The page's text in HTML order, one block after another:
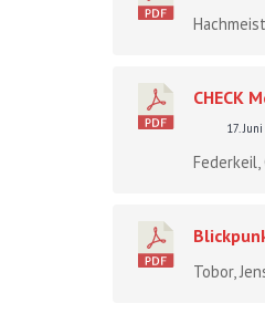
CHECK
17.
Federkeil,
Tobor,